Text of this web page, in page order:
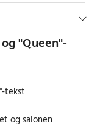
"Queen"-
tekst
og salonen